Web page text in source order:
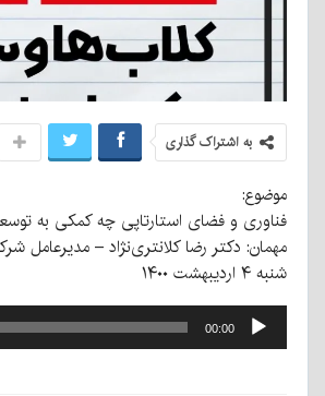
به اشتراک گذاری
موضوع:
فناوری و فضای استارتاپی چه کمکی به
مهمان: دکتر رضا کلانتری‌نژاد – مدیرعامل
شنبه ۴ اردیبهشت ۱۴۰۰
پخش‌کننده
صوت
00:00